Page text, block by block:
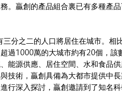
。贏創的產品組合裏已有多種產
分之二的人口將居住在城市。相
過1000萬的大城市約有20個，該
能源供應、居住空間、水和食品
技術，贏創具備為大都市提供中
行深入探討，贏創邀請到了知名